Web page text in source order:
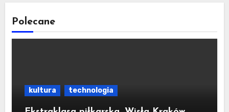
Polecane
kultura technologia